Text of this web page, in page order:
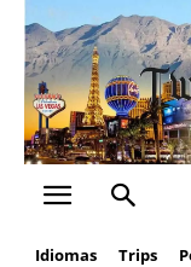
Idiomas Trips